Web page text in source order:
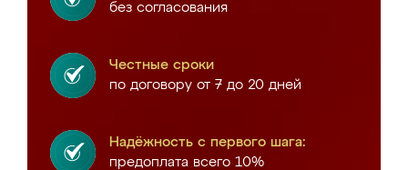
без согласования
Честные сроки
по договору от 7 до 20 дней
Надёжность с первого шага:
предоплата всего 10%